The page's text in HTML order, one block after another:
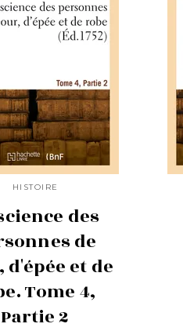
HISTOIRE
des
de
d'épée et de
Tome 4,
Partie 2